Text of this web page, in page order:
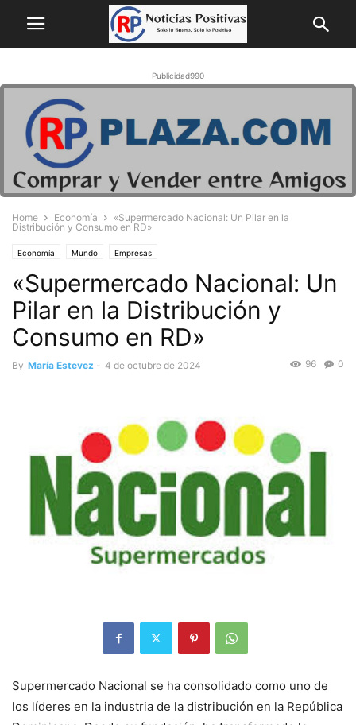
Publicidad990
Home Economía
«Supermercado Nacional: Un Pilar en la
Distribución y Consumo en RD»
Economía Mundo Empresas
«Supermercado Nacional: Un
Pilar en la Distribución y
Consumo en RD»
By María Estevez - 4 de octubre de 2024 0
96
Supermercado Nacional se ha consolidado como uno de
los líderes en la industria de la distribución en la República